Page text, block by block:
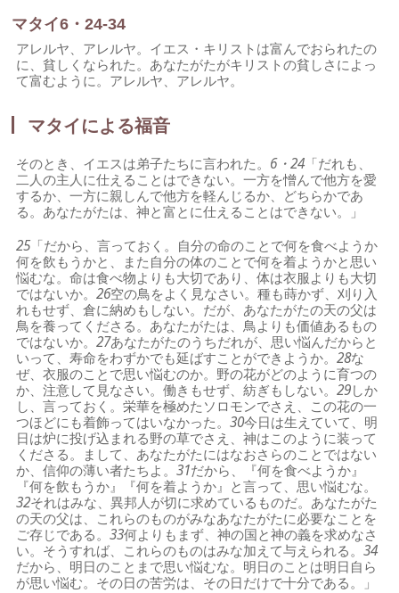
マタイ6・24-34
アレルヤ、アレルヤ。イエス・キリストは富んでおられたの
に、貧しくなられた。あなたがたがキリストの貧しさによっ
て富むように。アレルヤ、アレルヤ。
マタイによる福音
そのとき、イエスは弟子たちに言われた。 6・24 「だれも、
二人の主人に仕えることはできない。一方を憎んで他方を愛
するか、一方に親しんで他方を軽んじるか、どちらかであ
る。あなたがたは、神と富とに仕えることはできない。」
25 「だから、言っておく。自分の命のことで何を食べようか
何を飲もうかと、また自分の体のことで何を着ようかと思い
悩むな。命は食べ物よりも大切であり、体は衣服よりも大切
ではないか。26空の鳥をよく見なさい。種も蒔かず、刈り入
れもせず、倉に納めもしない。だが、あなたがたの天の父は
鳥を養ってくださる。あなたがたは、鳥よりも価値あるもの
ではないか。27あなたがたのうちだれが、思い悩んだからと
いって、寿命をわずかでも延ばすことができようか。28な
ぜ、衣服のことで思い悩むのか。野の花がどのように育つの
か、注意して見なさい。働きもせず、紡ぎもしない。29しか
し、言っておく。栄華を極めたソロモンでさえ、この花の一
つほどにも着飾ってはいなかった。30今日は生えていて、明
日は炉に投げ込まれる野の草でさえ、神はこのように装って
くださる。まして、あなたがたにはなおさらのことではない
か、信仰の薄い者たちよ。31だから、『何を食べようか』
『何を飲もうか』『何を着ようか』と言って、思い悩むな。
32それはみな、異邦人が切に求めているものだ。あなたがた
の天の父は、これらのものがみなあなたがたに必要なことを
ご存じである。33何よりもまず、神の国と神の義を求めなさ
い。そうすれば、これらのものはみな加えて与えられる。34
だから、明日のことまで思い悩むな。明日のことは明日自ら
が思い悩む。その日の苦労は、その日だけで十分である。」